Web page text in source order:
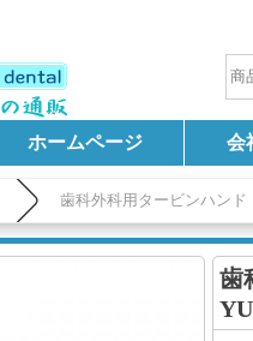
ホームページ 会
歯科外科用タービンハンド
歯